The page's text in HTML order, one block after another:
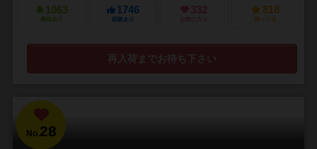
1063
興味あり
1746
経験あり
332
お気に入り
818
持ってる
再入荷までお待ち下さい
No.28